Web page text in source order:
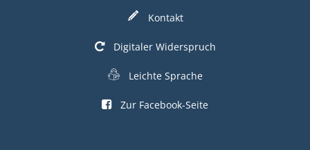
Kontakt
Digitaler Widerspruch
Leichte Sprache
Zur Facebook-Seite